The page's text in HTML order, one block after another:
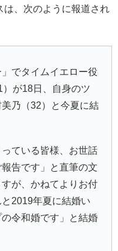
は、次のように報道され
でタイムイエロー役
が18日、自身のツ
乃（32）と今夏に結
ている皆様、お世話
告です」と直筆の文
が、かねてよりお付
2019年夏に結婚い
令和婚です」と結婚